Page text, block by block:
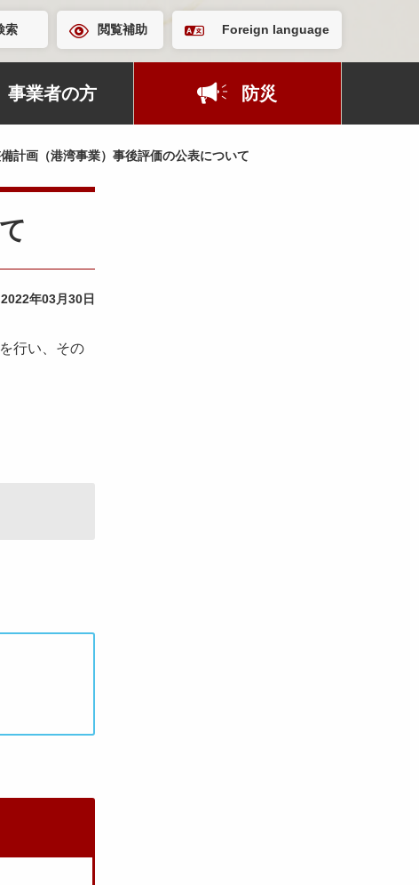
索 閲覧補助 Foreign language
事業者の方 防災
計画（港湾事業）事後評価の公表について
2022年03月30日
行い、その